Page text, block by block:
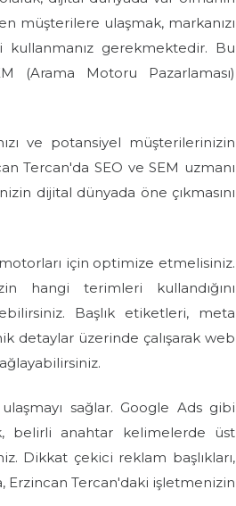
müşterilere ulaşmak, markanızı
gerekmektedir. Bu
(Arama Motoru Pazarlaması)
ve potansiyel müşterilerinizin
Tercan'da SEO ve SEM uzmanı
dijital dünyada öne çıkmasını
için optimize etmelisiniz.
hangi terimleri kullandığını
Başlık etiketleri, meta
detaylar üzerinde çalışarak web
sağlar. Google Ads gibi
belirli anahtar kelimelerde üst
Dikkat çekici reklam başlıkları,
Erzincan Tercan'daki işletmenizin